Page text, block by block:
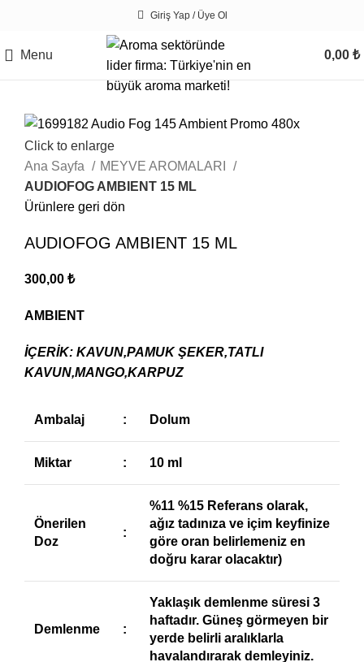
Giriş Yap / Üye Ol
Menu 0,00 ₺
Click to enlarge
Ana Sayfa
MEYVE AROMALARI
AUDIOFOG AMBIENT 15 ML
Ürünlere geri dön
AUDIOFOG AMBIENT 15 ML
300,00 ₺
AMBIENT
İÇERİK: KAVUN,PAMUK ŞEKER,TATLI
KAVUN,MANGO,KARPUZ
Ambalaj : Dolum
Miktar : 10 ml
Önerilen
Doz
:
%11 %15 Referans olarak,
ağız tadınıza ve içim keyfinize
göre oran belirlemeniz en
doğru karar olacaktır)
Demlenme :
Yaklaşık demlenme süresi 3
haftadır. Güneş görmeyen bir
yerde belirli aralıklarla
havalandırarak demleyiniz.